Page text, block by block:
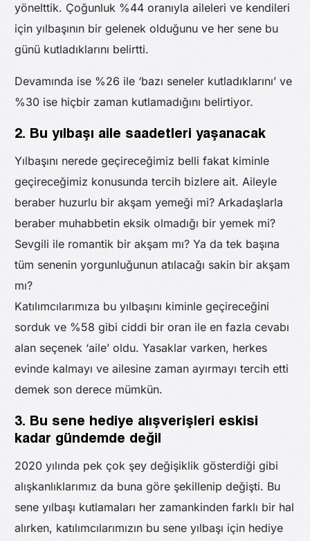
yönelttik. Çoğunluk %44 oranıyla aileleri ve kendileri
için yılbaşının bir gelenek olduğunu ve her sene bu
günü kutladıklarını belirtti.
Devamında ise %26 ile ‘bazı seneler kutladıklarını’ ve
%30 ise hiçbir zaman kutlamadığını belirtiyor.
2. Bu yılbaşı aile saadetleri yaşanacak
Yılbaşını nerede geçireceğimiz belli fakat kiminle
geçireceğimiz konusunda tercih bizlere ait. Aileyle
beraber huzurlu bir akşam yemeği mi? Arkadaşlarla
beraber muhabbetin eksik olmadığı bir yemek mi?
Sevgili ile romantik bir akşam mı? Ya da tek başına
tüm senenin yorgunluğunun atılacağı sakin bir akşam
mı?
Katılımcılarımıza bu yılbaşını kiminle geçireceğini
sorduk ve %58 gibi ciddi bir oran ile en fazla cevabı
alan seçenek ‘aile’ oldu. Yasaklar varken, herkes
evinde kalmayı ve ailesine zaman ayırmayı tercih etti
demek son derece mümkün.
3. Bu sene hediye alışverişleri eskisi
kadar gündemde değil
2020 yılında pek çok şey değişiklik gösterdiği gibi
alışkanlıklarımız da buna göre şekillenip değişti. Bu
sene yılbaşı kutlamaları her zamankinden farklı bir hal
alırken, katılımcılarımızın bu sene yılbaşı için hediye